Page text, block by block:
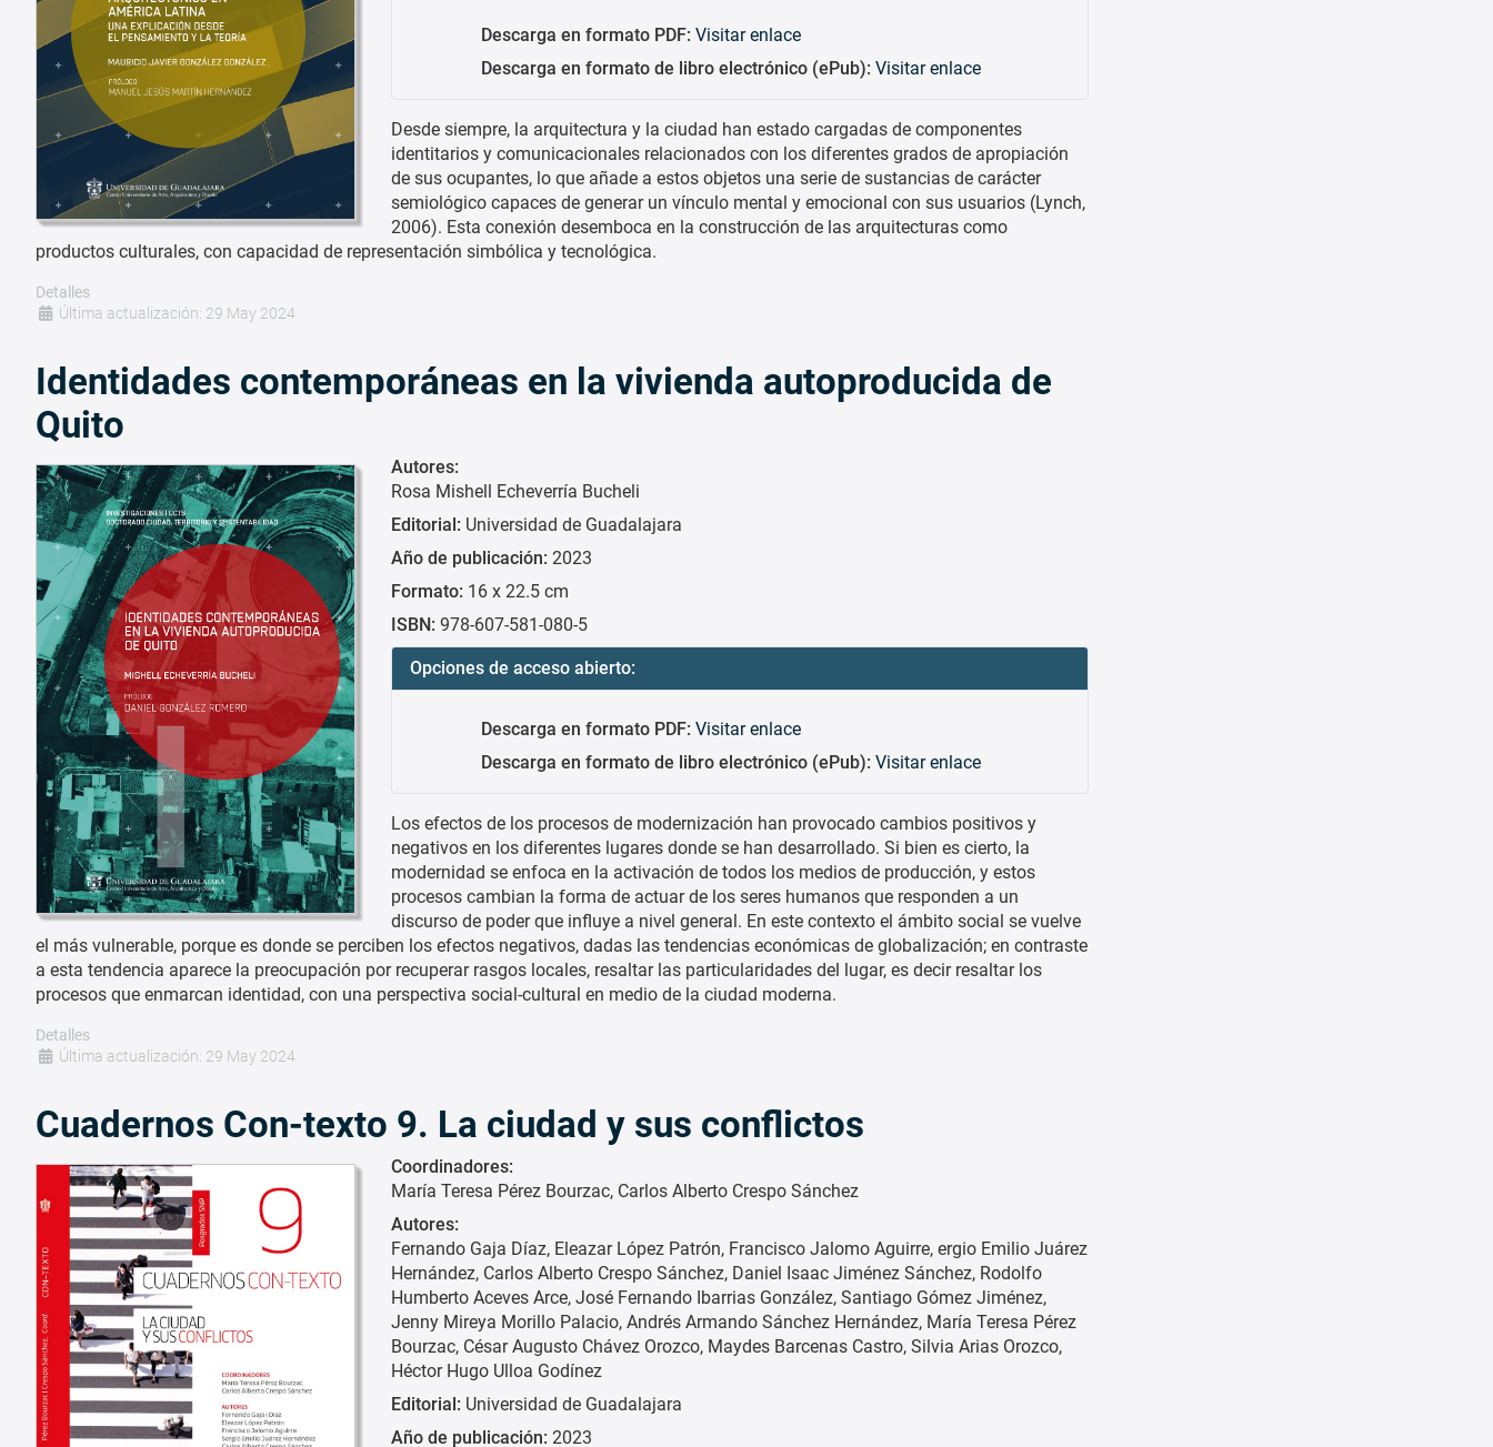
Descarga en formato PDF: Visitar enlace
Descarga en formato de libro electrónico (ePub): Visitar enlace
Desde siempre, la arquitectura y la ciudad han estado cargadas de componentes
identitarios y comunicacionales relacionados con los diferentes grados de apropiación
de sus ocupantes, lo que añade a estos objetos una serie de sustancias de carácter
semiológico capaces de generar un vínculo mental y emocional con sus usuarios (Lynch,
2006). Esta conexión desemboca en la construcción de las arquitecturas como
productos culturales, con capacidad de representación simbólica y tecnológica.
Detalles
Última actualización: 29 May 2024
Identidades contemporáneas en la vivienda autoproducida de
Quito
Autores:
Rosa Mishell Echeverría Bucheli
Editorial: Universidad de Guadalajara
Año de publicación: 2023
Formato: 16 x 22.5 cm
ISBN: 978-607-581-080-5
Opciones de acceso abierto:
Descarga en formato PDF: Visitar enlace
Descarga en formato de libro electrónico (ePub): Visitar enlace
Los efectos de los procesos de modernización han provocado cambios positivos y
negativos en los diferentes lugares donde se han desarrollado. Si bien es cierto, la
modernidad se enfoca en la activación de todos los medios de producción, y estos
procesos cambian la forma de actuar de los seres humanos que responden a un
discurso de poder que influye a nivel general. En este contexto el ámbito social se vuelve
el más vulnerable, porque es donde se perciben los efectos negativos, dadas las tendencias económicas de globalización; en contraste
a esta tendencia aparece la preocupación por recuperar rasgos locales, resaltar las particularidades del lugar, es decir resaltar los
procesos que enmarcan identidad, con una perspectiva social-cultural en medio de la ciudad moderna.
Detalles
Última actualización: 29 May 2024
Cuadernos Con-texto 9. La ciudad y sus conflictos
Coordinadores:
María Teresa Pérez Bourzac Carlos Alberto Crespo Sánchez
Autores:
Fernando Gaja Díaz Eleazar López Patrón Francisco Jalomo Aguirre ergio Emilio Juárez
Hernández Carlos Alberto Crespo Sánchez Daniel Isaac Jiménez Sánchez Rodolfo
Humberto Aceves Arce José Fernando Ibarrias González Santiago Gómez Jiménez
Jenny Mireya Morillo Palacio Andrés Armando Sánchez Hernández María Teresa Pérez
Bourzac César Augusto Chávez Orozco Maydes Barcenas Castro Silvia Arias Orozco
Héctor Hugo Ulloa Godínez
Editorial: Universidad de Guadalajara
Año de publicación: 2023